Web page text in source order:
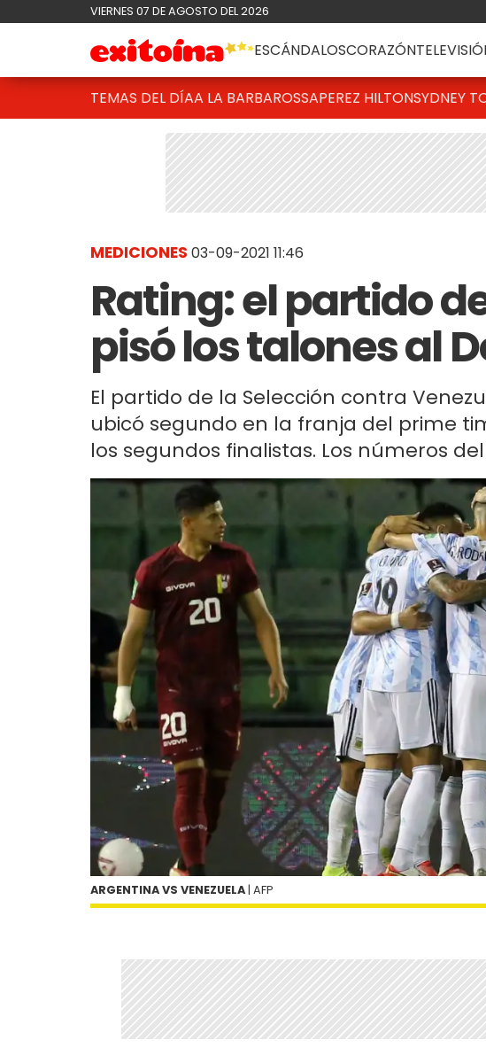
VIERNES 07 DE AGOSTO DEL 2026
ESCÁNDALOSCORAZÓN
TEMAS DEL DÍAA LA BARBAROSSAPEREZ HILTONSYDNEY
MEDICIONES 03-09-2021 11:46
Rating: el partido
pisó los talones al
El partido de la Selección contra
ubicó segundo en la franja del prime
los segundos finalistas. Los números
ARGENTINA VS VENEZUELA | AFP